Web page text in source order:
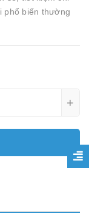
phổ biến thường
+